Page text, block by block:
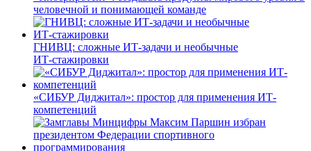
человечной и понимающей команде
ГНИВЦ: сложные ИТ‑задачи и необычные
ИТ‑стажировки
«СИБУР Диджитал»: простор для применения ИТ-
компетенций